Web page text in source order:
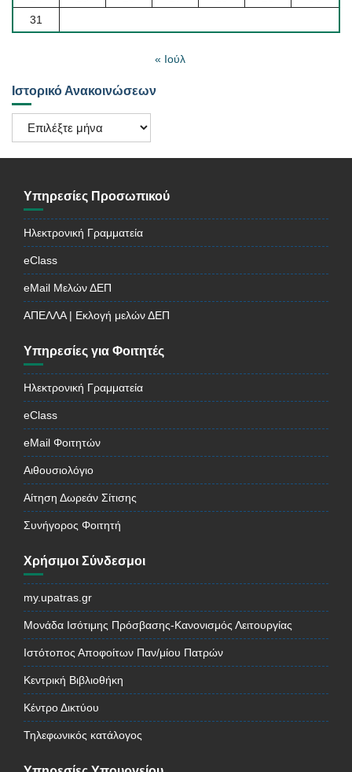
31
« Ιούλ
Ιστορικό Ανακοινώσεων
Ιστορικό
Ανακοινώσεων
Υπηρεσίες Προσωπικού
Ηλεκτρονική Γραμματεία
eClass
eMail Μελών ΔΕΠ
ΑΠΕΛΛΑ | Εκλογή μελών ΔΕΠ
Υπηρεσίες για Φοιτητές
Ηλεκτρονική Γραμματεία
eClass
eMail Φοιτητών
Αιθουσιολόγιο
Αίτηση Δωρεάν Σίτισης
Συνήγορος Φοιτητή
Χρήσιμοι Σύνδεσμοι
my.upatras.gr
Μονάδα Ισότιμης Πρόσβασης-Κανονισμός Λειτουργίας
Ιστότοπος Αποφοίτων Παν/μίου Πατρών
Κεντρική Βιβλιοθήκη
Κέντρο Δικτύου
Τηλεφωνικός κατάλογος